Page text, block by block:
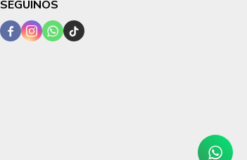
SEGUINOS
   